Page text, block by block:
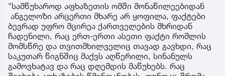
"სამწუხაროდ აფხაზეთის ომში მონაწილეებიდან
ანგელოზი არცერთი მხარე არ ყოფილა, ფაქტები
ბევრად უფრო მცირეა ქართველების მხრიდან
ჩადენილი, რაც ერთ-ერთი ასეთი ფაქტი რომლის
მომსწრე და თვითმხილველიც თავად გავხდი, რაც
საკუთარ წიგნშიც მაქვს აღწერილი, სინანულს
გამოვხატავ და რაც დღემდის მაწუხებს. რაც